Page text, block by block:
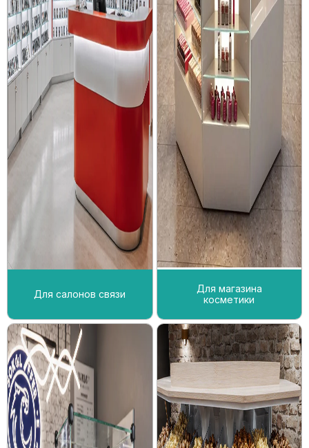
Для салонов связи
Для магазина
косметики